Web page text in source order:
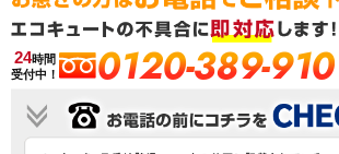
24時間
受付中！
0120-389-910